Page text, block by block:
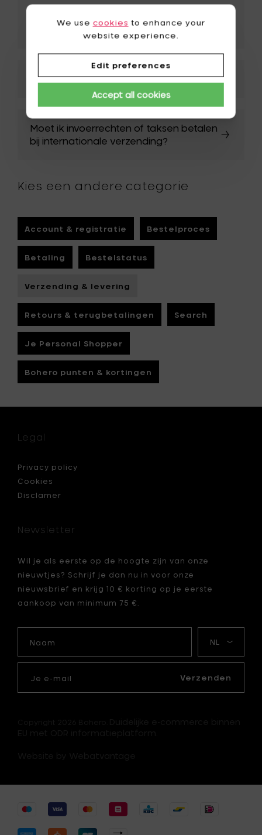
Hoe volg ik mijn bestelling op
Moet ik invoerrechten of taksen betalen
bij internationale verzending?
Kies een andere categorie
Account & registratie Bestelproces
Betaling Bestelstatus
Verzending & levering
Retours & terugbetalingen Search
Je Personal Shopper
Bohero punten & kortingen
Legal
Privacy policy
Cookies
Disclamer
Newsletter
Wil je als eerste op de hoogte zijn van onze
nieuwtjes? Schrijf je dan nu in voor onze
nieuwsbrief en krijg 10 € korting op je eerste
aankoop van minimum 75 €.
taal
Verzenden
We use cookies to enhance your
website experience.
Edit preferences
Accept all cookies